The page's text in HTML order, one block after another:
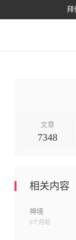
拜
文章
7348
相关内容
神境
6个月前